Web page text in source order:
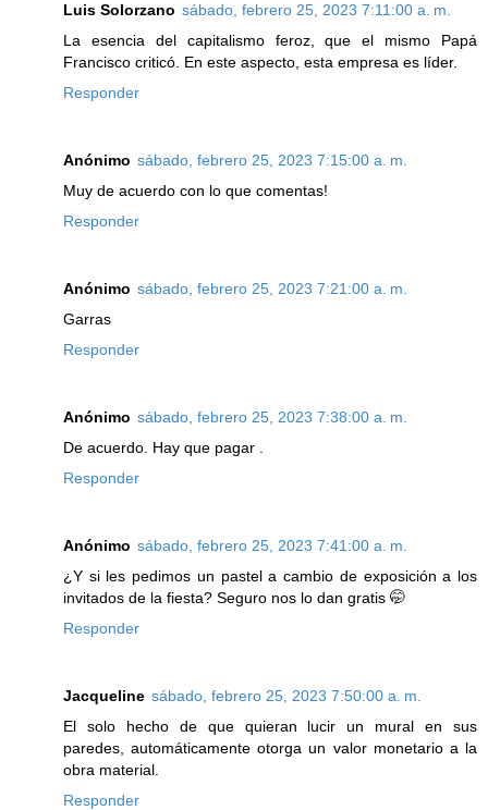
Luis Solorzano sábado, febrero 25, 2023 7:11:00 a. m.
La esencia del capitalismo feroz, que el mismo Papá
Francisco criticó. En este aspecto, esta empresa es líder.
Responder
Anónimo sábado, febrero 25, 2023 7:15:00 a. m.
Muy de acuerdo con lo que comentas!
Responder
Anónimo sábado, febrero 25, 2023 7:21:00 a. m.
Garras
Responder
Anónimo sábado, febrero 25, 2023 7:38:00 a. m.
De acuerdo. Hay que pagar .
Responder
Anónimo sábado, febrero 25, 2023 7:41:00 a. m.
¿Y si les pedimos un pastel a cambio de exposición a los
invitados de la fiesta? Seguro nos lo dan gratis 🤭
Responder
Jacqueline sábado, febrero 25, 2023 7:50:00 a. m.
El solo hecho de que quieran lucir un mural en sus
paredes, automáticamente otorga un valor monetario a la
obra material.
Responder